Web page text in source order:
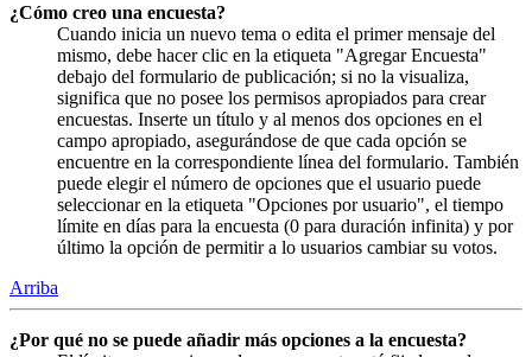
¿Cómo creo una encuesta?
Cuando inicia un nuevo tema o edita el primer mensaje del
mismo, debe hacer clic en la etiqueta "Agregar Encuesta"
debajo del formulario de publicación; si no la visualiza,
significa que no posee los permisos apropiados para crear
encuestas. Inserte un título y al menos dos opciones en el
campo apropiado, asegurándose de que cada opción se
encuentre en la correspondiente línea del formulario. También
puede elegir el número de opciones que el usuario puede
seleccionar en la etiqueta "Opciones por usuario", el tiempo
límite en días para la encuesta (0 para duración infinita) y por
último la opción de permitir a lo usuarios cambiar su votos.
Arriba
¿Por qué no se puede añadir más opciones a la encuesta?